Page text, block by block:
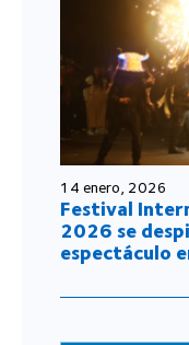
14 enero, 2026
Festival
2026 se
espectáculo